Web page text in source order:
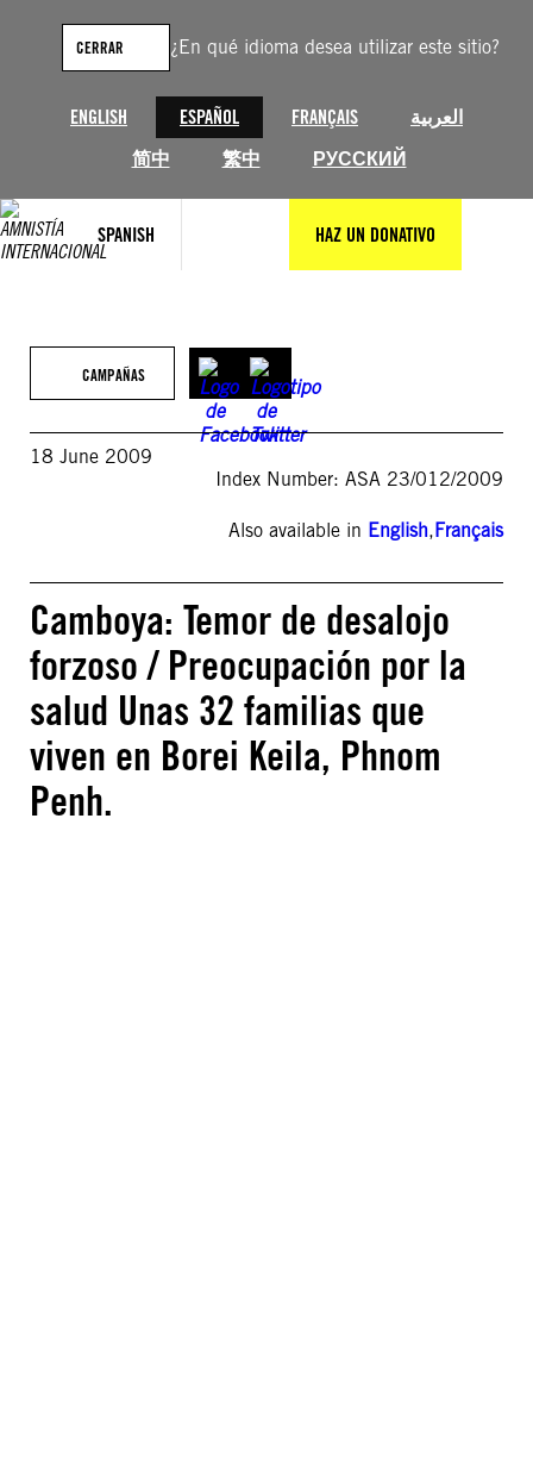
¿En qué idioma desea utilizar este sitio?
ENGLISH ESPAÑOL FRANÇAIS
العربية
简中
繁中 РУССКИЙ
CERRAR
SPANISH HAZ UN DONATIVO
contenido
CAMPAÑAS
18 June 2009
Index Number: ASA 23/012/2009
Also available in English,Français
Camboya: Temor de desalojo
forzoso / Preocupación por la
salud Unas 32 familias que
viven en Borei Keila, Phnom
Penh.